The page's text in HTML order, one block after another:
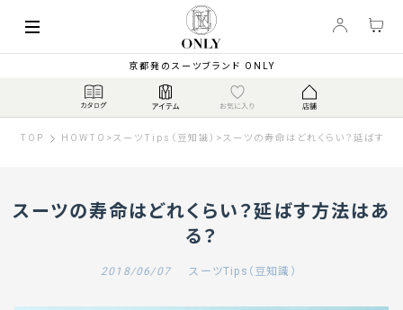
京都発のスーツブランド ONLY
TOP HOWTO >スーツTips（豆知識） >スーツの寿命はどれくらい？延ばす方
スーツの寿命はどれくらい？延ばす方法はあ
る？
2018/06/07 スーツTips（豆知識）